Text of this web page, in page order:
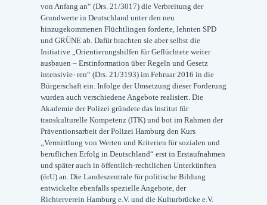
von Anfang an“ (Drs. 21/3017) die Verbreitung der
Grundwerte in Deutschland unter den neu
hinzugekommenen Flüchtlingen forderte, lehnten SPD
und GRÜNE ab. Dafür brachten sie aber selbst die
Initiative „Orientierungshilfen für Geflüchtete weiter
ausbauen – Erstinformation über Regeln und Gesetz
intensivie- ren“ (Drs. 21/3193) im Februar 2016 in die
Bürgerschaft ein. Infolge der Umsetzung dieser Forderung
wurden auch verschiedene Angebote realisiert. Die
Akademie der Polizei gründete das Institut für
transkulturelle Kompetenz (ITK) und bot im Rahmen der
Präventionsarbeit der Polizei Hamburg den Kurs
„Vermittlung von Werten und Kriterien für sozialen und
beruflichen Erfolg in Deutschland“ erst in Erstaufnahmen
und später auch in öffentlich-rechtlichen Unterkünften
(örU) an. Die Landeszentrale für politische Bildung
entwickelte ebenfalls spezielle Angebote, der
Richterverein Hamburg e.V. und die Kulturbrücke e.V.